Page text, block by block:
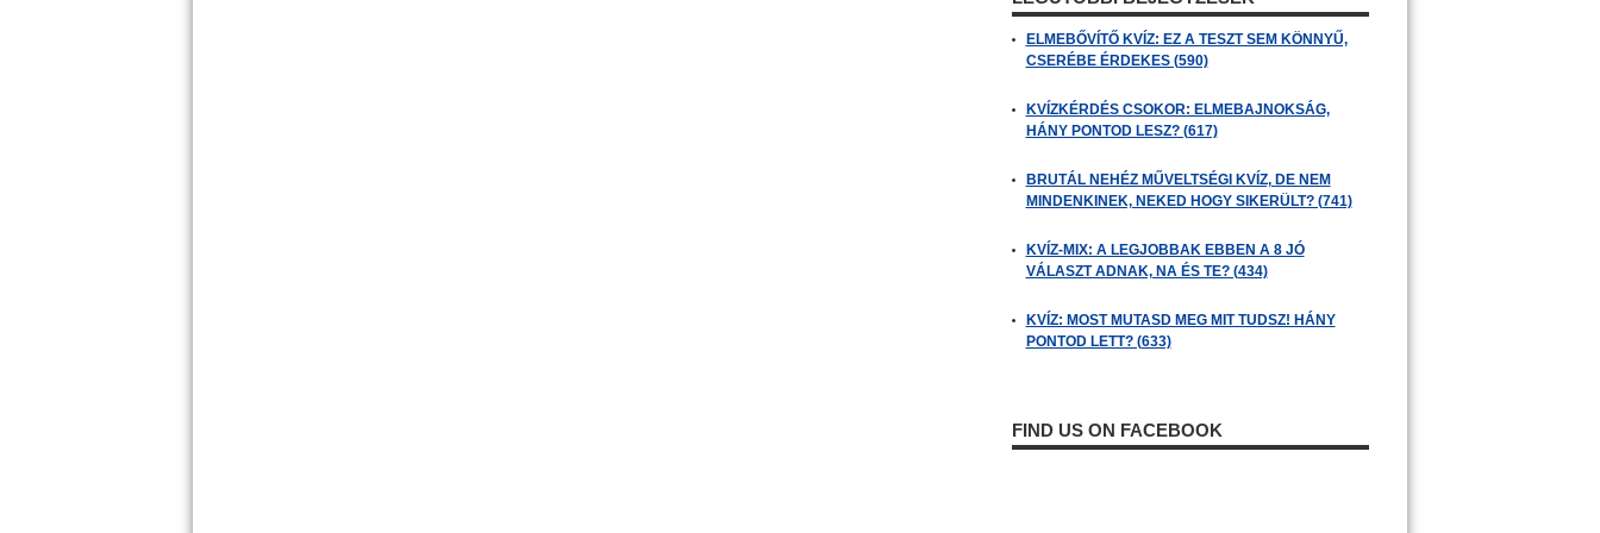
ELMEBŐVÍTŐ KVÍZ: EZ A TESZT SEM KÖNNYŰ,
CSERÉBE ÉRDEKES (590)
KVÍZKÉRDÉS CSOKOR: ELMEBAJNOKSÁG,
HÁNY PONTOD LESZ? (617)
BRUTÁL NEHÉZ MŰVELTSÉGI KVÍZ, DE NEM
MINDENKINEK, NEKED HOGY SIKERÜLT? (741)
KVÍZ-MIX: A LEGJOBBAK EBBEN A 8 JÓ
VÁLASZT ADNAK, NA ÉS TE? (434)
KVÍZ: MOST MUTASD MEG MIT TUDSZ! HÁNY
PONTOD LETT? (633)
FIND US ON FACEBOOK